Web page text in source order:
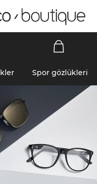
Spor gözlükleri